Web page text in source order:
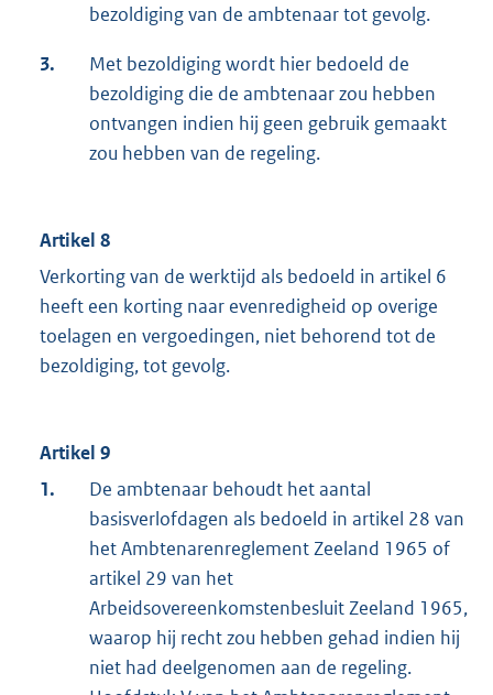
bezoldiging van de ambtenaar tot gevolg.
3.
Met bezoldiging wordt hier bedoeld de
bezoldiging die de ambtenaar zou hebben
ontvangen indien hij geen gebruik gemaakt
zou hebben van de regeling.
Artikel 8
Verkorting van de werktijd als bedoeld in artikel 6
heeft een korting naar evenredigheid op overige
toelagen en vergoedingen, niet behorend tot de
bezoldiging, tot gevolg.
Artikel 9
1.
De ambtenaar behoudt het aantal
basisverlofdagen als bedoeld in artikel 28 van
het Ambtenarenreglement Zeeland 1965 of
artikel 29 van het
Arbeidsovereenkomstenbesluit Zeeland 1965,
waarop hij recht zou hebben gehad indien hij
niet had deelgenomen aan de regeling.